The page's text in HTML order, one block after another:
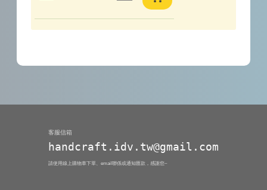
客服信箱
handcraft.idv.tw@gmail.com
請使用線上購物車下單、email聯係或通知匯款，感謝您~